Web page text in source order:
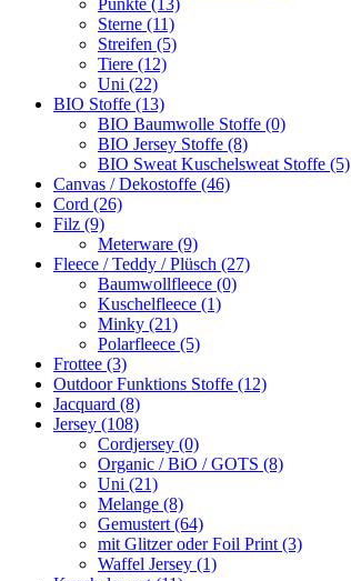
Punkte (13)
Sterne (11)
Streifen (5)
Tiere (12)
Uni (22)
BIO Stoffe (13)
BIO Baumwolle Stoffe (0)
BIO Jersey Stoffe (8)
BIO Sweat Kuschelsweat Stoffe (5)
Canvas / Dekostoffe (46)
Cord (26)
Filz (9)
Meterware (9)
Fleece / Teddy / Plüsch (27)
Baumwollfleece (0)
Kuschelfleece (1)
Minky (21)
Polarfleece (5)
Frottee (3)
Outdoor Funktions Stoffe (12)
Jacquard (8)
Jersey (108)
Cordjersey (0)
Organic / BiO / GOTS (8)
Uni (21)
Melange (8)
Gemustert (64)
mit Glitzer oder Foil Print (3)
Waffel Jersey (1)